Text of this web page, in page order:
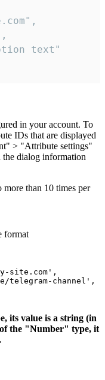
text"
in your account. To
IDs that are displayed
> "Attribute settings"
dialog information
than 10 times per
format
site.com',
telegram-channel',
its value is a string (in
the "Number" type, it